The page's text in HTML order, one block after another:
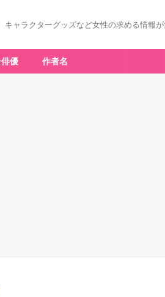
キャラクターグッズなど女性の求める情報
優 作者名